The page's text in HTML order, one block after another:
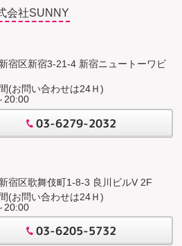
会社SUNNY
宿区新宿3-21-4 新宿ニュートーワビ
(お問い合わせは24Ｈ)
20:00
03-6279-2032
宿区歌舞伎町1-8-3 良川ビルV 2F
(お問い合わせは24Ｈ)
20:00
03-6205-5732